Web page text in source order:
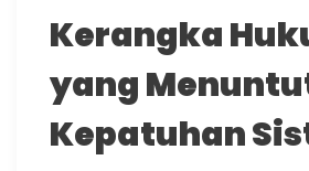
Kerangka
yang
Kepatuhan